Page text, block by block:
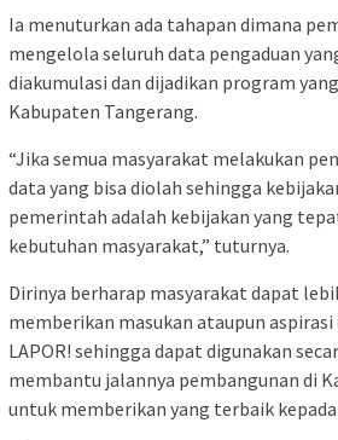
Ia menuturkan ada tahapan dimana
mengelola seluruh data pengaduan
diakumulasi dan dijadikan program
Kabupaten Tangerang.
“Jika semua masyarakat melakukan
data yang bisa diolah sehingga
pemerintah adalah kebijakan yang
kebutuhan masyarakat,” tuturnya.
Dirinya berharap masyarakat dapat
memberikan masukan ataupun aspirasi
LAPOR! sehingga dapat digunakan
membantu jalannya pembangunan di
untuk memberikan yang terbaik